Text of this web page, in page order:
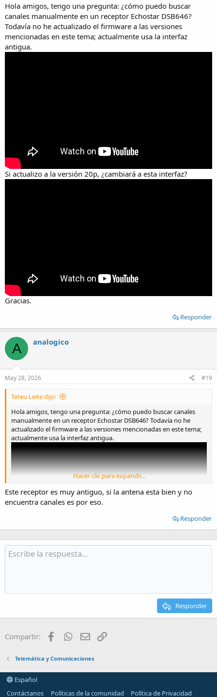
Hola amigos, tengo una pregunta: ¿cómo puedo buscar
canales manualmente en un receptor Echostar DSB646?
Todavía no he actualizado el firmware a las versiones
mencionadas en este tema; actualmente usa la interfaz
antigua.
Si actualizo a la versión 20p, ¿cambiará a esta interfaz?
Gracias.
Responder
A analogico
May 28, 2026 #19
Teteu Leite dijo:
Hola amigos, tengo una pregunta: ¿cómo puedo buscar canales
manualmente en un receptor Echostar DSB646? Todavía no he
actualizado el firmware a las versiones mencionadas en este tema;
actualmente usa la interfaz antigua.
Si actualizo a la versión 20p, ¿cambiará a esta interfaz?
Gracias.
Hacer clic para expandir...
Este receptor es muy antiguo, si la antena esta bien y no
encuentra canales es por eso.
Responder
Responder
Compartir: FacebookWhatsApp
Email
Telemática y Comunicaciones
Español
Contáctanos
Políticas de la comunidad Política de Privacidad